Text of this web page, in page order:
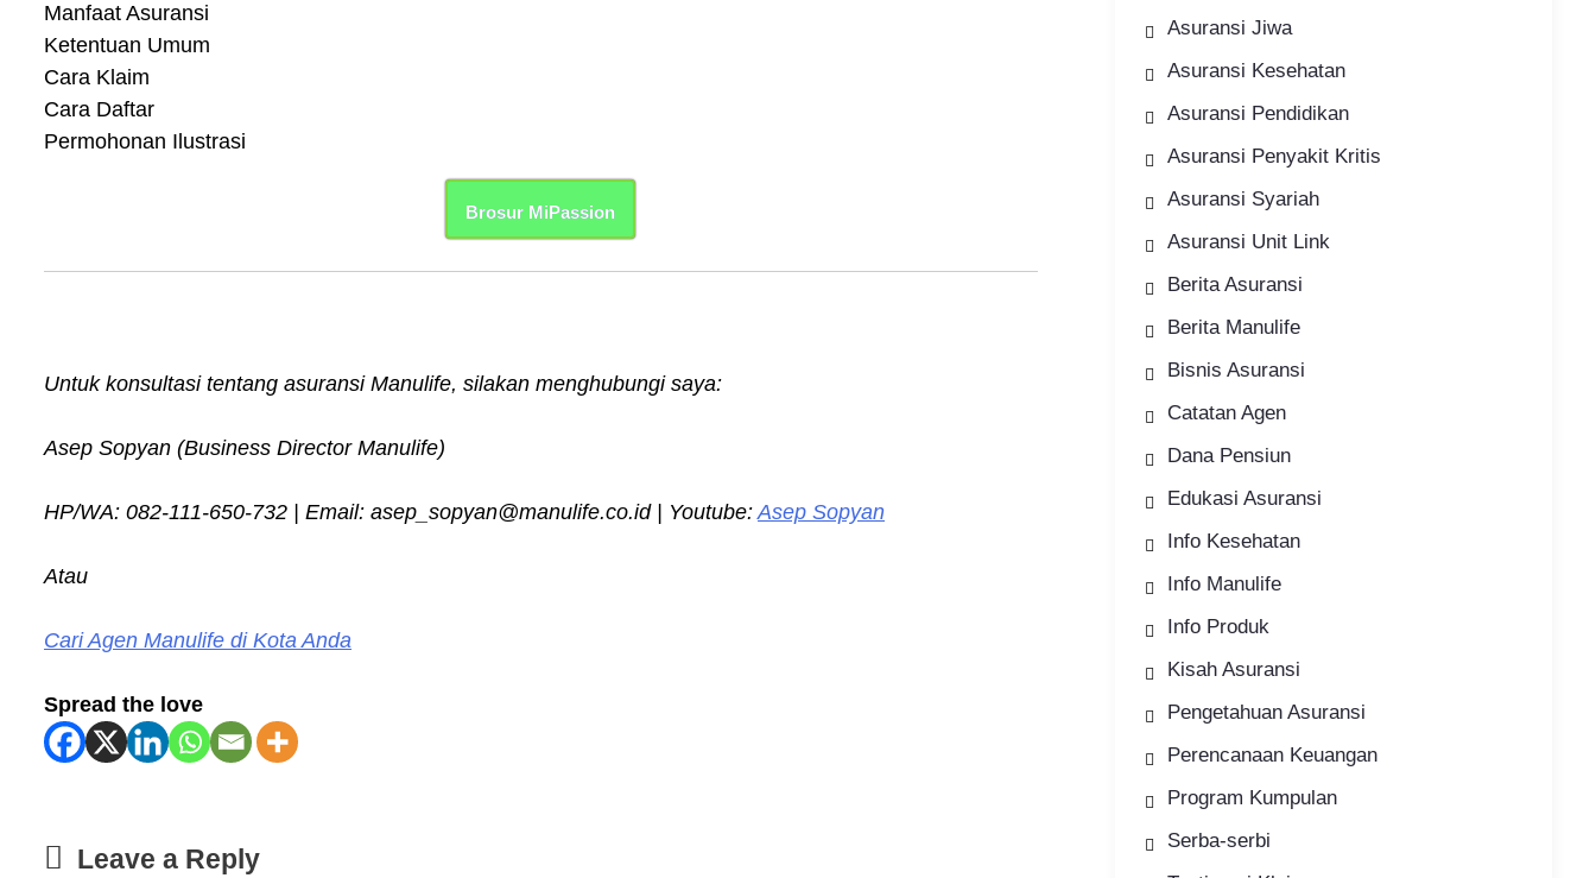
Manfaat Asuransi
Ketentuan Umum
Cara Klaim
Cara Daftar
Permohonan Ilustrasi
Brosur MiPassion
Untuk konsultasi tentang asuransi Manulife, silakan menghubungi saya:
Asep Sopyan (Business Director Manulife)
HP/WA: 082-111-650-732 | Email: asep_sopyan@manulife.co.id | Youtube:Asep Sopyan
Atau
Cari Agen Manulife di Kota Anda
Spread the love
Leave a Reply
Asuransi Jiwa
Asuransi Kesehatan
Asuransi Pendidikan
Asuransi Penyakit Kritis
Asuransi Syariah
Asuransi Unit Link
Berita Asuransi
Berita Manulife
Bisnis Asuransi
Catatan Agen
Dana Pensiun
Edukasi Asuransi
Info Kesehatan
Info Manulife
Info Produk
Kisah Asuransi
Pengetahuan Asuransi
Perencanaan Keuangan
Program Kumpulan
Serba-serbi